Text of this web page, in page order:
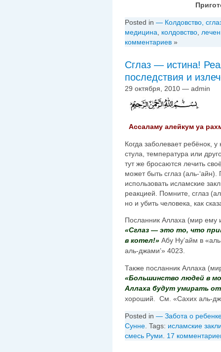
Posted in — Колдовство,
медицина
колдовствo
комментариев »
Сглаз — истина!
последствия и
29 октября, 2010 — admin
Ассаламу алейкум уа
Когда заболевает ребёнок,
стула, температура или
тут же бросаются лечить
может быть сглаз (аль-
использовать исламские
реакцией. Помните, сглаз
но и убить человека, как
Посланник Аллаха (мир ему
«Сглаз — это то, что
в котел!» Абу Ну’айм в
аль-джами’» 4023.
Также посланник Аллаха
«Большинство людей в
Аллаха будут умирать от
хороший. См. «Сахих аль-
Posted in — Забота о
Сунне . Tags: исламские
смесь Руми
17